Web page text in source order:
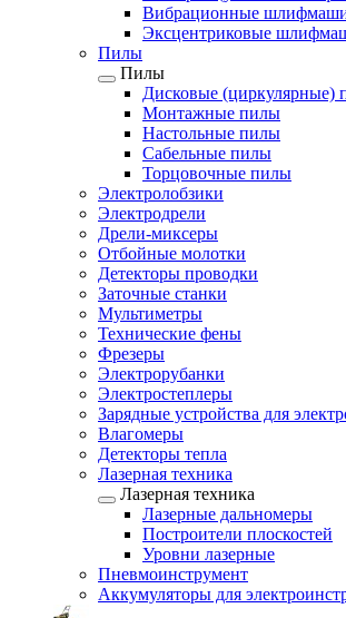
Вибрационные
Эксцентриковые
Пилы
Пилы
Дисковые (циркулярные)
Монтажные пилы
Настольные пилы
Сабельные пилы
Торцовочные пилы
Электролобзики
Электродрели
Дрели-миксеры
Отбойные молотки
Детекторы проводки
Заточные станки
Мультиметры
Технические фены
Фрезеры
Электрорубанки
Электростеплеры
Зарядные устройства для
Влагомеры
Детекторы тепла
Лазерная техника
Лазерная техника
Лазерные дальномеры
Построители плоскостей
Уровни лазерные
Пневмоинструмент
Аккумуляторы для